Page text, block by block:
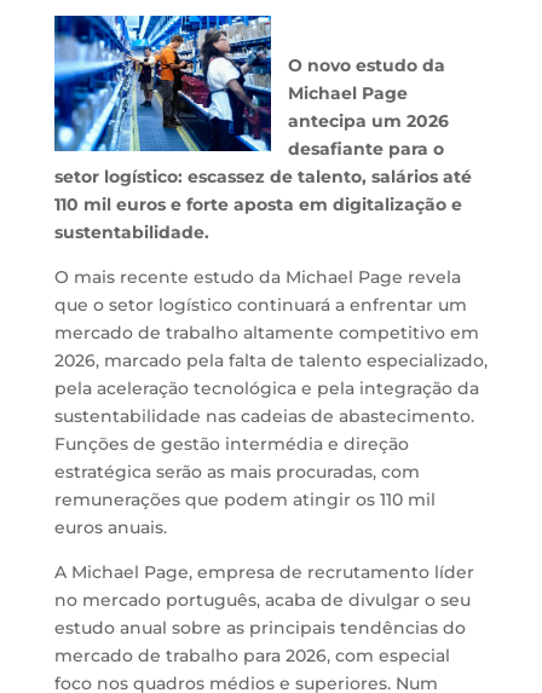
O novo estudo da
Michael Page
antecipa um 2026
desafiante para o
setor logístico: escassez de talento, salários até
110 mil euros e forte aposta em digitalização e
sustentabilidade.
O mais recente estudo da Michael Page revela
que o setor logístico continuará a enfrentar um
mercado de trabalho altamente competitivo em
2026, marcado pela falta de talento especializado,
pela aceleração tecnológica e pela integração da
sustentabilidade nas cadeias de abastecimento.
Funções de gestão intermédia e direção
estratégica serão as mais procuradas, com
remunerações que podem atingir os 110 mil
euros anuais.
A Michael Page, empresa de recrutamento líder
no mercado português, acaba de divulgar o seu
estudo anual sobre as principais tendências do
mercado de trabalho para 2026, com especial
foco nos quadros médios e superiores. Num